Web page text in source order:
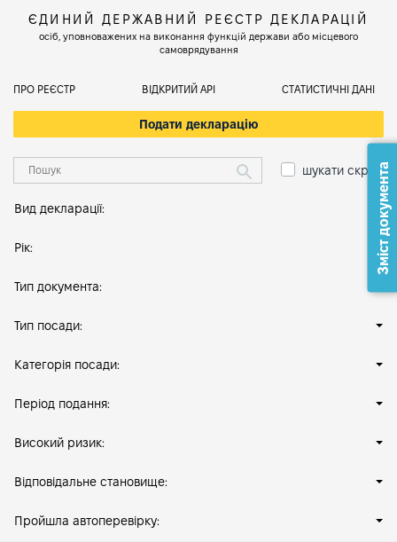
ЄДИНИЙ ДЕРЖАВНИЙ РЕЄСТР ДЕКЛАРАЦІЙ
осіб, уповноважених на виконання функцій держави або місцевого
самоврядування
ПРО РЕЄСТР ВІДКРИТИЙ АРІ СТАТИСТИЧНІ ДАНІ
Подати декларацію
шукати скрізь
Вид декларації:
Рік:
Тип документа:
Тип посади:
Категорія посади:
Період подання:
Високий ризик:
Відповідальне становище:
Пройшла автоперевірку:
Зміст документа